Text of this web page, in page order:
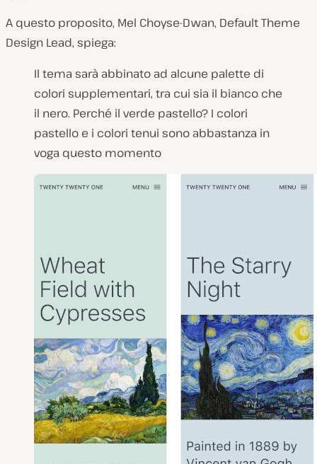
A questo proposito, Mel Choyse-Dwan, Default Theme
Design Lead, spiega:
Il tema sarà abbinato ad alcune palette di
colori supplementari, tra cui sia il bianco che
il nero. Perché il verde pastello? I colori
pastello e i colori tenui sono abbastanza in
voga questo momento